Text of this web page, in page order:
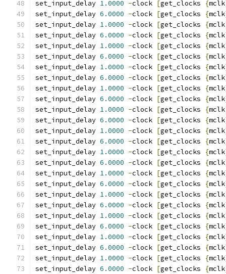
set_input_delay 1.0000 -clock [get_clocks {mclk
set_input_delay 6.0000 -clock [get_clocks {mclk
set_input_delay 1.0000 -clock [get_clocks {mclk
set_input_delay 6.0000 -clock [get_clocks {mclk
set_input_delay 1.0000 -clock [get_clocks {mclk
set_input_delay 6.0000 -clock [get_clocks {mclk
set_input_delay 1.0000 -clock [get_clocks {mclk
set_input_delay 6.0000 -clock [get_clocks {mclk
set_input_delay 1.0000 -clock [get_clocks {mclk
set_input_delay 6.0000 -clock [get_clocks {mclk
set_input_delay 1.0000 -clock [get_clocks {mclk
set_input_delay 6.0000 -clock [get_clocks {mclk
set_input_delay 1.0000 -clock [get_clocks {mclk
set_input_delay 6.0000 -clock [get_clocks {mclk
set_input_delay 1.0000 -clock [get_clocks {mclk
set_input_delay 6.0000 -clock [get_clocks {mclk
set_input_delay 1.0000 -clock [get_clocks {mclk
set_input_delay 6.0000 -clock [get_clocks {mclk
set_input_delay 1.0000 -clock [get_clocks {mclk
set_input_delay 6.0000 -clock [get_clocks {mclk
set_input_delay 1.0000 -clock [get_clocks {mclk
set_input_delay 6.0000 -clock [get_clocks {mclk
set_input_delay 1.0000 -clock [get_clocks {mclk
set_input_delay 6.0000 -clock [get_clocks {mclk
set_input_delay 1.0000 -clock [get_clocks {mclk
set_input_delay 6.0000 -clock [get_clocks {mclk